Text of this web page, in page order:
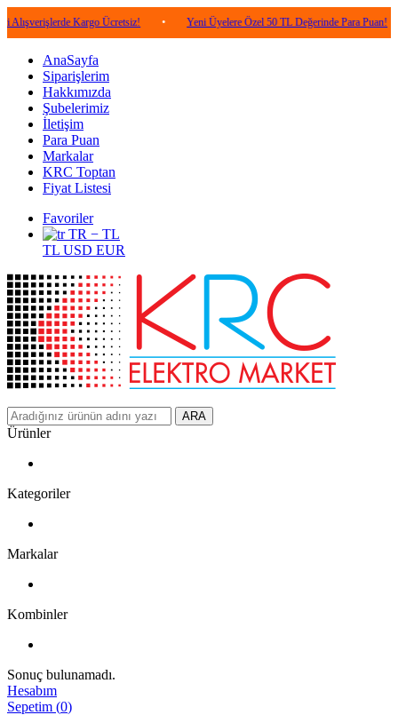
Kargo Ücretsiz! • Yeni Üyelere Özel 50 TL Değerinde Para Puan! •
AnaSayfa
Siparişlerim
Hakkımızda
Şubelerimiz
İletişim
Para Puan
Markalar
KRC Toptan
Fiyat Listesi
Favoriler
TR − TL
TL USD EUR
ARA
Ürünler
Kategoriler
Markalar
Kombinler
Sonuç bulunamadı.
Hesabım
Sepetim (0)